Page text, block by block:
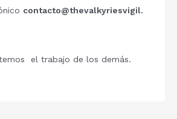
contacto@thevalkyriesvigil.
el trabajo de los demás.